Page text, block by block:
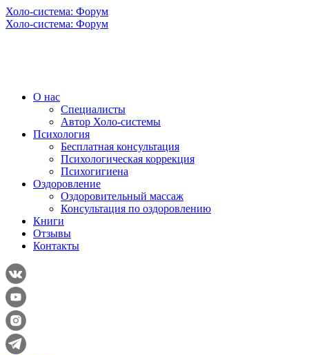
Холо-система: Форум
Холо-система: Форум
О нас
Специалисты
Автор Холо-системы
Психология
Бесплатная консультация
Психологическая коррекция
Психогигиена
Оздоровление
Оздоровительный массаж
Консультация по оздоровлению
Книги
Отзывы
Контакты